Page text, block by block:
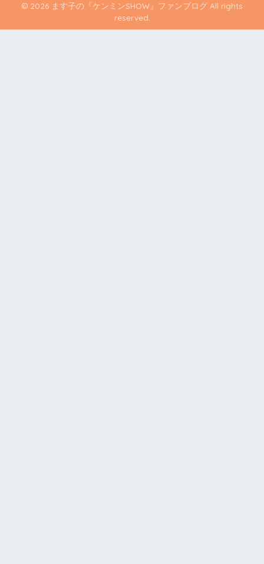
© 2026 ます子の『ケンミンSHOW』ファンブログ All rights
reserved.